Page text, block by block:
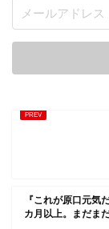
『これが原口元気
カ月以上。まだま